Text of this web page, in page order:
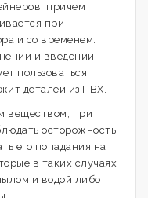
причем
при
и со временем.
и введении
пользоваться
деталей из ПВХ.
веществом, при
осторожность,
его попадания на
в таких случаях
и водой либо